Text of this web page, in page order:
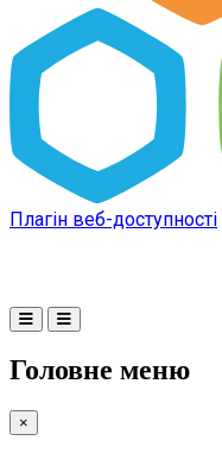
Плагін веб-доступності
Головне меню
×